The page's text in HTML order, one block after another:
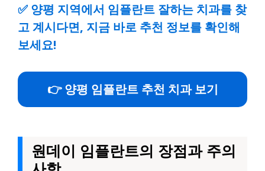
✅ 양평 지역에서 임플란트 잘하는 치과를 찾
고 계시다면, 지금 바로 추천 정보를 확인해
보세요!
👉 양평 임플란트 추천 치과 보기
원데이 임플란트의 장점과 주의